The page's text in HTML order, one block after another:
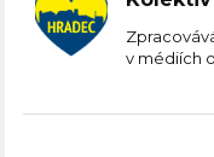
v médiích